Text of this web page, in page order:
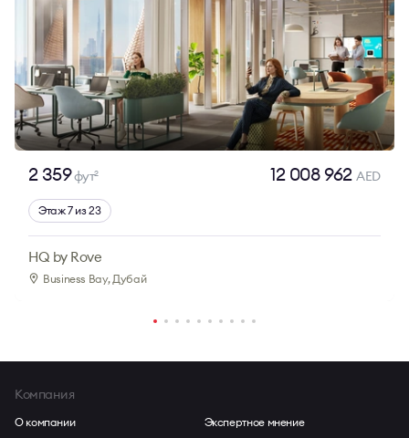
2 359фут2 12 008 962AED
Этаж 7 из 23
HQ by Rove
Business Bay, Дубай
Компания
О компании
Экспертное мнение